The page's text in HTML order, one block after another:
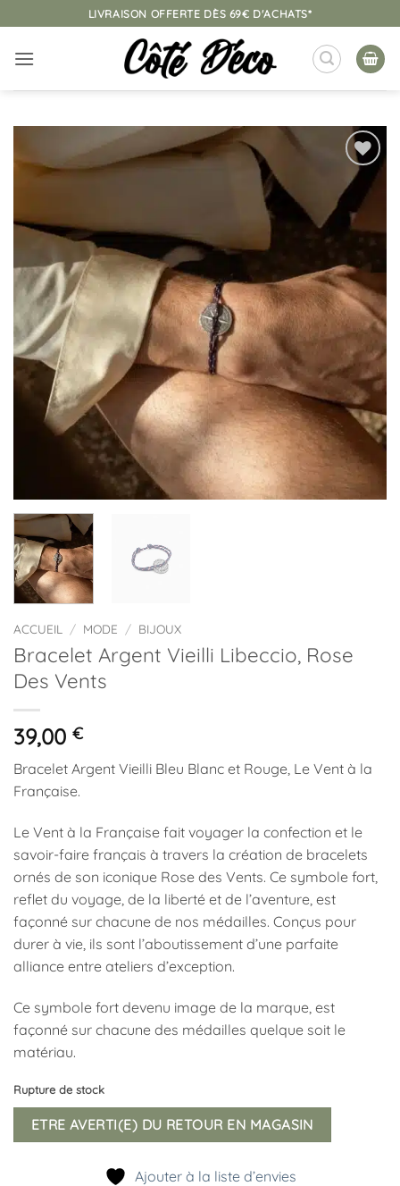
au
contenu
LIVRAISON OFFERTE DÈS 69€ D'ACHATS*
Ajouter
à la
liste
d’envies
ACCUEIL / MODE / BIJOUX
Bracelet Argent Vieilli Libeccio, Rose
Des Vents
39,00 €
Bracelet Argent Vieilli Bleu Blanc et Rouge, Le Vent à la
Française.
Le Vent à la Française fait voyager la confection et le
savoir-faire français à travers la création de bracelets
ornés de son iconique Rose des Vents. Ce symbole fort,
reflet du voyage, de la liberté et de l’aventure, est
façonné sur chacune de nos médailles. Conçus pour
durer à vie, ils sont l’aboutissement d’une parfaite
alliance entre ateliers d’exception.
Ce symbole fort devenu image de la marque, est
façonné sur chacune des médailles quelque soit le
matériau.
Rupture de stock
ETRE AVERTI(E) DU RETOUR EN MAGASIN
Ajouter à la liste d’envies